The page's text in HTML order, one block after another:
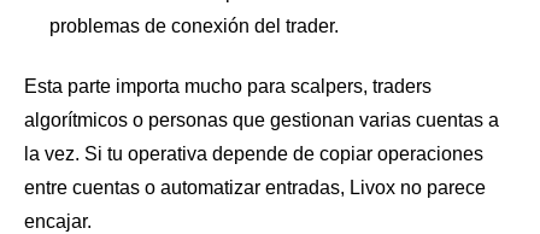
problemas de conexión del trader.
Esta parte importa mucho para scalpers, traders
algorítmicos o personas que gestionan varias cuentas a
la vez. Si tu operativa depende de copiar operaciones
entre cuentas o automatizar entradas, Livox no parece
encajar.